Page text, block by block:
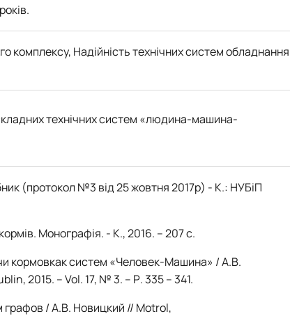
комплексу, Надійність технічних систем обладнання
складних технічних систем «людина-машина-
(протокол №3 від 25 жовтня 2017р) - К.: НУБіП
Монографія. - К., 2016. – 207 с.
кормовкак систем «Человек-Машина» / А.В.
2015. – Vol. 17, № 3. – Р. 335 – 341.
/ А.В. Новицкий // Motrol,